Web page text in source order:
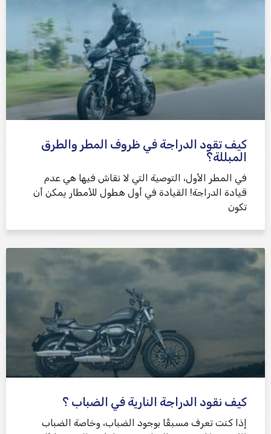
كيف تقود الدراجة في ظروف المطر والطرق
المبللة؟
في المطر الأول، التوصية التي لا نقاش فيها هي عدم
قيادة الدراجة! القيادة في أول هطول للأمطار يمكن أن
تكون
كيف نقود الدراجة النارية في الضباب ؟
إذا كنت تعرف مسبقًا بوجود الضباب، وخاصة الضباب